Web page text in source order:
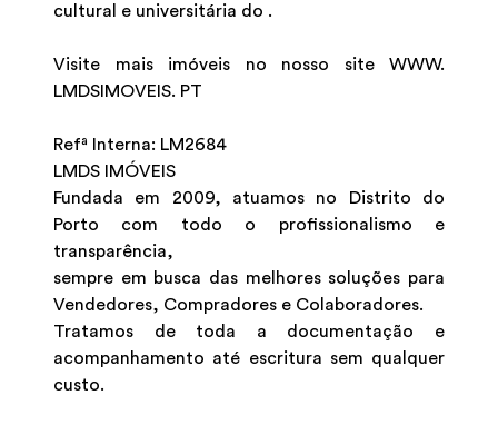
cultural e universitária do .
Visite mais imóveis no nosso site WWW.
LMDSIMOVEIS. PT
Refª Interna: LM2684
LMDS IMÓVEIS
Fundada em 2009, atuamos no Distrito do
Porto com todo o profissionalismo e
transparência,
sempre em busca das melhores soluções para
Vendedores, Compradores e Colaboradores.
Tratamos de toda a documentação e
acompanhamento até escritura sem qualquer
custo.